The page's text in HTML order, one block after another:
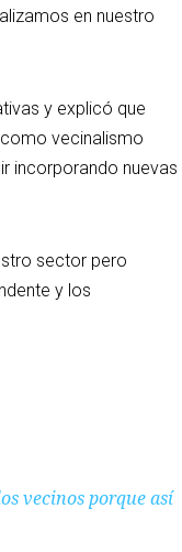
en nuestro
y explicó que
vecinalismo
incorporando nuevas
sector pero
y los
vecinos porque así